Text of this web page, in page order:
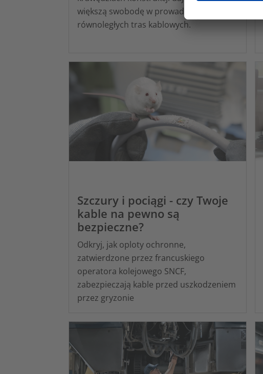
większą swobodę w prowadzeniu
równoległych tras kablowych.
Szczury i pociągi - czy Twoje
kable na pewno są
bezpieczne?
Odkryj, jak oploty ochronne,
zatwierdzone przez francuskiego
operatora kolejowego SNCF,
zabezpieczają kable przed uszkodzeniem
przez gryzonie